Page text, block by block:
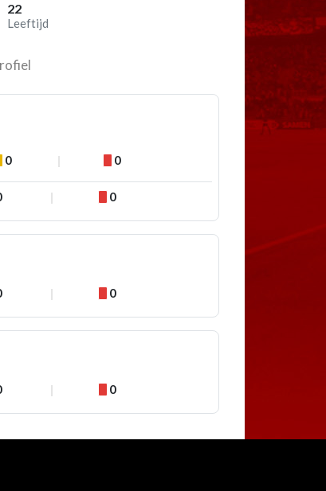
22
Leeftijd
0 0
0
0
0